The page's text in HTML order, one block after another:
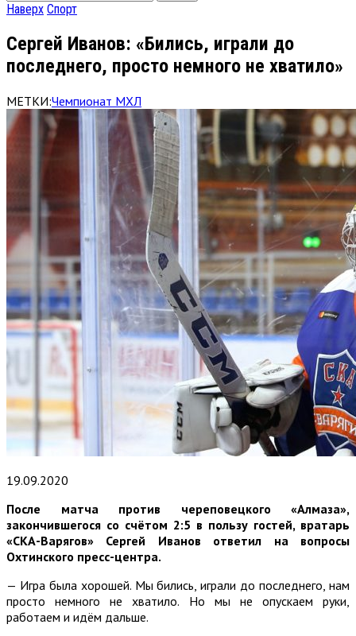
Наверх Спорт
Сергей Иванов: «Бились, играли до
последнего, просто немного не хватило»
МЕТКИ:Чемпионат МХЛ
19.09.2020
После матча против череповецкого «Алмаза»,
закончившегося со счётом 2:5 в пользу гостей, вратарь
«СКА-Варягов» Сергей Иванов ответил на вопросы
Охтинского пресс-центра.
— Игра была хорошей. Мы бились, играли до последнего, нам
просто немного не хватило. Но мы не опускаем руки,
работаем и идём дальше.